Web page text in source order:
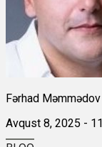
Fərhad Məmmədov
Avqust 8, 2025 -